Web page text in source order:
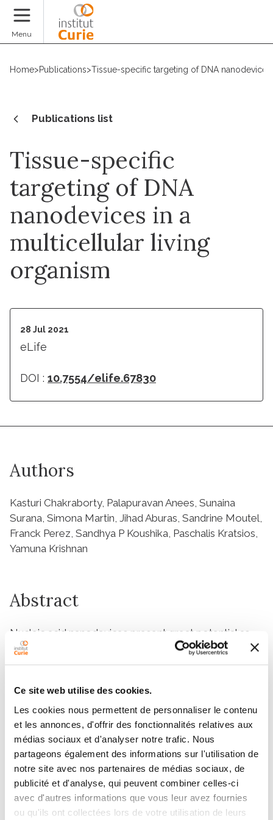
Ce site web utilise des cookies.
Les cookies nous permettent de personnaliser le contenu
et les annonces, d'offrir des fonctionnalités relatives aux
médias sociaux et d'analyser notre trafic. Nous
partageons également des informations sur l'utilisation de
notre site avec nos partenaires de médias sociaux, de
publicité et d'analyse, qui peuvent combiner celles-ci
avec d'autres informations que vous leur avez fournies
ou qu'ils ont collectées lors de votre utilisation de leurs
Menu
Home>Publications>Tissue-specific targeting of DNA
Publications list
Tissue-specific
targeting of DNA
nanodevices in a
multicellular living
organism
28 Jul 2021
eLife
DOI : 10.7554/elife.67830
Authors
Kasturi Chakraborty, Palapuravan Anees, Sunaina
Surana, Simona Martin, Jihad Aburas, Sandrine Moutel,
Franck Perez, Sandhya P Koushika, Paschalis Kratsios,
Yamuna Krishnan
Abstract
Nucleic acid nanodevices present great potential as
agents for logic-based therapeutic intervention as
well as in basic biology. Often, however, the disease
specific organs, and thus realizing the full potential of
DNA nanodevices also requires ways to target them
to specific cell types in vivo. Here, we show that by
exploiting either endogenous or synthetic receptor-
ligand interactions and leveraging the biological
barriers presented by the organism, we can target
extraneously introduced DNA nanodevices to specific
cell types inCaenorhabditis elegans, with subcellular
precision. The amenability of DNA nanostructures to